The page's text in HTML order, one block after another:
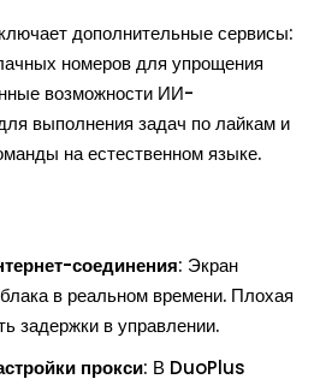
дополнительные сервисы:
номеров для упрощения
возможности ИИ-
выполнения задач по лайкам и
на естественном языке.
соединения: Экран
в реальном времени. Плохая
задержки в управлении.
прокси: В DuoPlus